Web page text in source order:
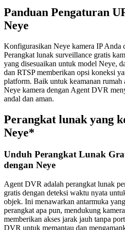
Panduan Pengaturan
Neye
Konfigurasikan Neye kamera IP Anda
Perangkat lunak surveillance gratis
yang disesuaikan untuk model Neye,
dan RTSP memberikan opsi koneksi
platform. Baik untuk keamanan rumah
Neye kamera dengan Agent DVR
andal dan aman.
Perangkat lunak yang
Neye*
Unduh Perangkat Lunak
dengan Neye
Agent DVR adalah perangkat lunak
gratis dengan deteksi waktu nyata
objek. Ini menawarkan antarmuka
perangkat apa pun, mendukung
memberikan akses jarak jauh tanpa
DVR untuk memantau dan